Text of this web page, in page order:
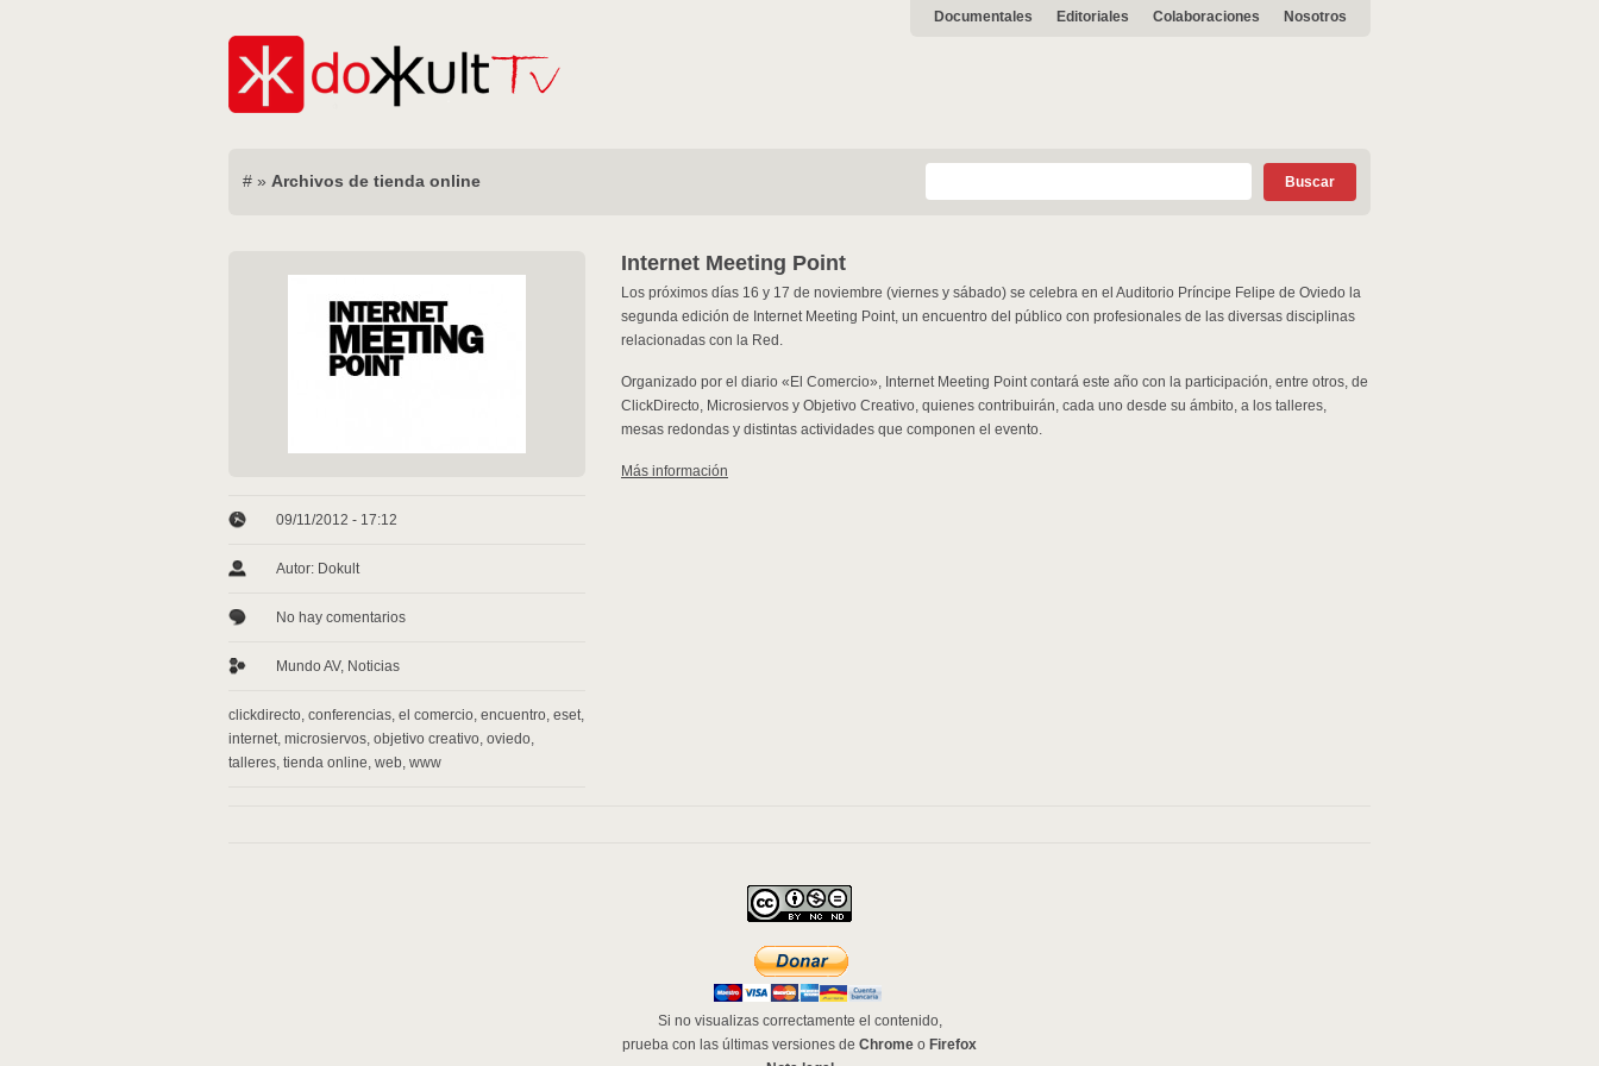
Documentales Editoriales Colaboraciones Nosotros
# » Archivos de tienda online
09/11/2012 - 17:12
Autor: Dokult
No hay comentarios
Mundo AV, Noticias
clickdirecto, conferencias, el comercio, encuentro, eset,
internet, microsiervos, objetivo creativo, oviedo,
talleres, tienda online, web, www
Internet Meeting Point
Los próximos días 16 y 17 de noviembre (viernes y sábado) se celebra en el Auditorio Príncipe Felipe de Oviedo la
segunda edición de Internet Meeting Point, un encuentro del público con profesionales de las diversas disciplinas
relacionadas con la Red.
Organizado por el diario «El Comercio», Internet Meeting Point contará este año con la participación, entre otros, de
ClickDirecto, Microsiervos y Objetivo Creativo, quienes contribuirán, cada uno desde su ámbito, a los talleres,
mesas redondas y distintas actividades que componen el evento.
Más información
Si no visualizas correctamente el contenido,
prueba con las últimas versiones de Chrome o Firefox